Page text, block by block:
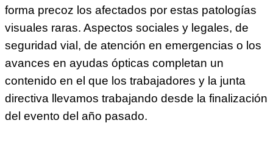
forma precoz los afectados por estas patologías
visuales raras. Aspectos sociales y legales, de
seguridad vial, de atención en emergencias o los
avances en ayudas ópticas completan un
contenido en el que los trabajadores y la junta
directiva llevamos trabajando desde la finalización
del evento del año pasado.